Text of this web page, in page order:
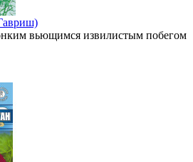
вьющимся извилистым побегом